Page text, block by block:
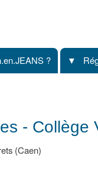
?
- Collège
(Caen)